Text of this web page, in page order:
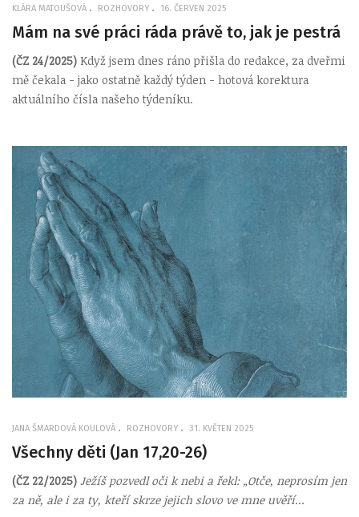
KLÁRA MATOUŠOVÁ ROZHOVORY 16. ČERVEN 2025
Mám na své práci ráda právě to, jak je pestrá
(ČZ 24/2025) Když jsem dnes ráno přišla do redakce, za dveřmi
mě čekala - jako ostatně každý týden - hotová korektura
aktuálního čísla našeho týdeníku.
JANA ŠMARDOVÁ KOULOVÁ ROZHOVORY 31. KVĚTEN 2025
Všechny děti (Jan 17,20-26)
(ČZ 22/2025) Ježíš pozvedl oči k nebi a řekl: „Otče, neprosím jen
za ně, ale i za ty, kteří skrze jejich slovo ve mne uvěří...